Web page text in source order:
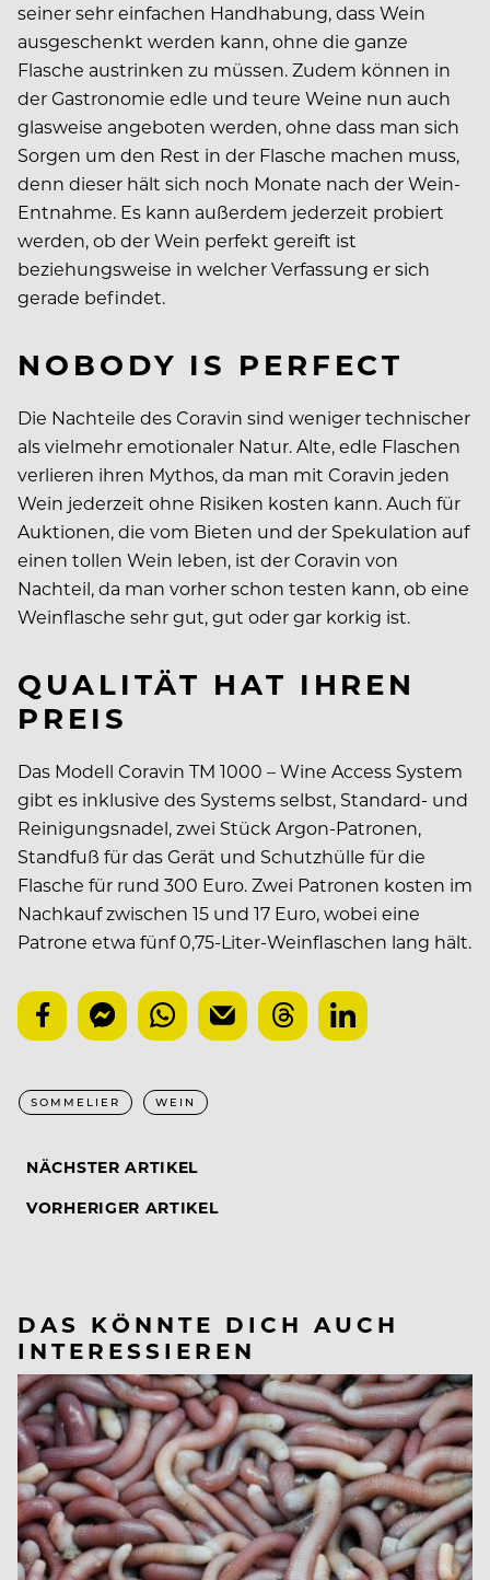
seiner sehr einfachen Handhabung, dass Wein
ausgeschenkt werden kann, ohne die ganze
Flasche austrinken zu müssen. Zudem können in
der Gas­tronomie edle und teure Weine nun auch
glasweise angeboten werden, ohne dass man sich
Sorgen um den Rest in der Flasche machen muss,
denn dieser hält sich noch Monate nach der Wein-
Entnahme. Es kann außerdem jederzeit probiert
werden, ob der Wein perfekt gereift ist
beziehungsweise in welcher Verfassung er sich
gerade befindet.
NOBODY IS PERFECT
Die Nachteile des Coravin sind weniger technischer
als vielmehr emotionaler Natur. Alte, edle Flaschen
verlieren ihren Mythos, da man mit Coravin jeden
Wein jederzeit ohne Risiken kosten kann. Auch für
Auktionen, die vom Bieten und der Spekulation auf
einen tollen Wein leben, ist der Coravin von
Nachteil, da man vorher schon testen kann, ob eine
Weinflasche sehr gut, gut oder gar korkig ist.
QUALITÄT HAT IHREN
PREIS
Das Modell Coravin TM 1000 – Wine Access System
gibt es inklusive des Systems selbst, Standard- und
Reinigungsnadel, zwei Stück Argon-Patronen,
Standfuß für das Gerät und Schutzhülle für die
Flasche für rund 300 Euro. Zwei Patronen kosten im
Nachkauf zwischen 15 und 17 Euro, wobei eine
Patrone etwa fünf 0,75-Liter-Weinflaschen lang hält.
SOMMELIER WEIN
NÄCHSTER ARTIKEL
VORHERIGER ARTIKEL
DAS KÖNNTE DICH AUCH
INTERESSIEREN